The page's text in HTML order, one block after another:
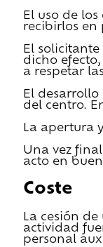
El uso de
recibirlos en
El
dicho
a respetar
El
del centro.
La apertura
Una vez
acto en
Coste
La cesión
actividad
personal